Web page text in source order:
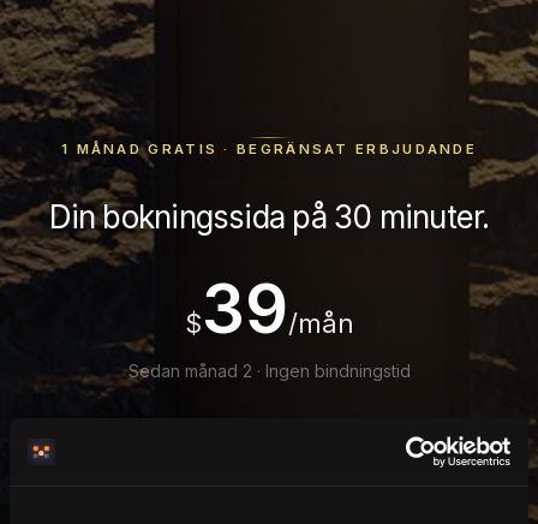
1 MÅNAD GRATIS · BEGRÄNSAT ERBJUDANDE
Din bokningssida på 30 minuter.
$39/mån
Sedan månad 2 · Ingen bindningstid